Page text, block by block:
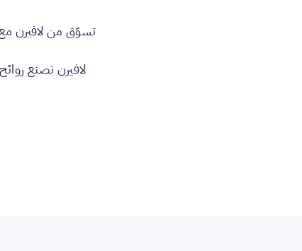
تسوّق من لافيرن مع
لافيرن تصنع